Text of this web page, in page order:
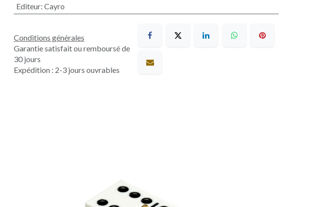
Editeur: Cayro
Conditions générales
Garantie satisfait ou remboursé de
30 jours
Expédition : 2-3 jours ouvrables